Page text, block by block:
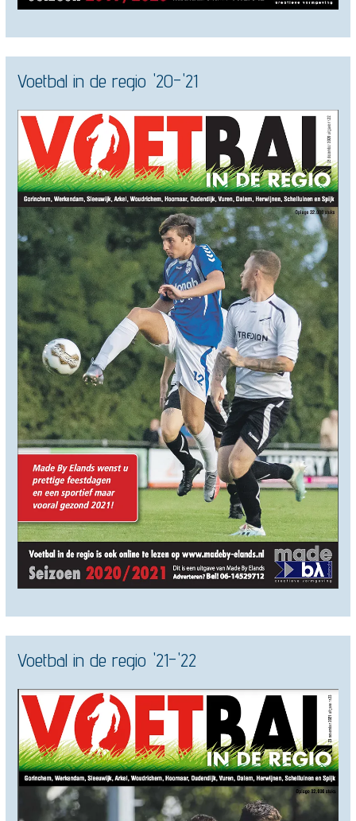
Voetbal in de regio '20-'21
Voetbal in de regio '21-'22